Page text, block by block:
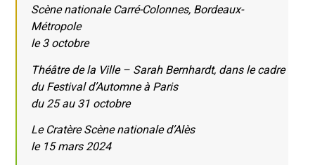
Scène nationale Carré-Colonnes, Bordeaux-
Métropole
le 3 octobre
Théâtre de la Ville – Sarah Bernhardt, dans le cadre
du Festival d’Automne à Paris
du 25 au 31 octobre
Le Cratère Scène nationale d’Alès
le 15 mars 2024